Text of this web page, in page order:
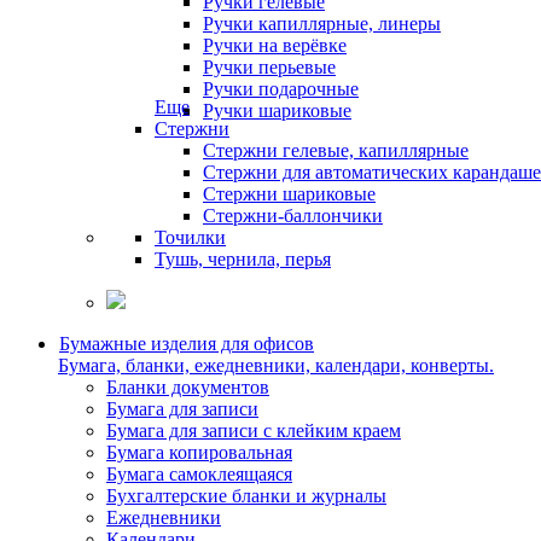
Ручки капиллярные, линеры
Ручки на верёвке
Ручки перьевые
Ручки подарочные
Ручки шариковые
Еще
Стержни
Стержни гелевые, капиллярные
Стержни для автоматических
Стержни шариковые
Стержни-баллончики
Точилки
Тушь, чернила, перья
Бумажные изделия для офисов
Бумага, бланки, ежедневники, календари, конверты.
Бланки документов
Бумага для записи
Бумага для записи с клейким краем
Бумага копировальная
Бумага самоклеящаяся
Бухгалтерские бланки и журналы
Ежедневники